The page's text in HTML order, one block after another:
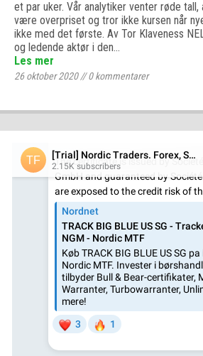
et par uker. Vår analytiker venter røde tall,
være overpriset og tror ikke kursen når
ikke med det første. Av Tor Klaveness
og ledende aktør i den…
Les mer
26 oktober 2020//0kommentarer